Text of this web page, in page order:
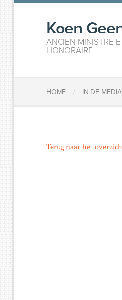
Koen
ANCIEN MINISTRE
HONORAIRE
HOME / IN DE MEDIA
Terug naar het